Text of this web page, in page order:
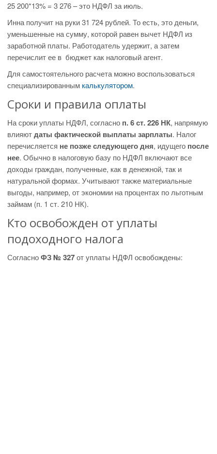
25 200*13% = 3 276 – это НДФЛ за июль.
Инна получит на руки 31 724 рублей. То есть, это деньги,
уменьшенные на сумму, которой равен вычет НДФЛ из
заработной платы. Работодатель удержит, а затем
перечислит ее в бюджет как налоговый агент.
Для самостоятельного расчета можно воспользоваться
специализированным калькулятором.
Сроки и правила оплаты
На сроки уплаты НДФЛ, согласно п. 6 ст. 226 НК, напрямую
влияютдаты фактической выплаты зарплаты. Налог
перечисляется не позже следующего дня, идущего после
нее. Обычно в налоговую базу по НДФЛ включают все
доходы граждан, полученные, как в денежной, так и
натуральной формах. Учитывают также материальные
выгоды, например, от экономии на процентах по льготным
займам (п. 1 ст. 210 НК).
Кто освобожден от уплаты
подоходного налога
СогласноФЗ № 327от уплаты НДФЛ освобождены: